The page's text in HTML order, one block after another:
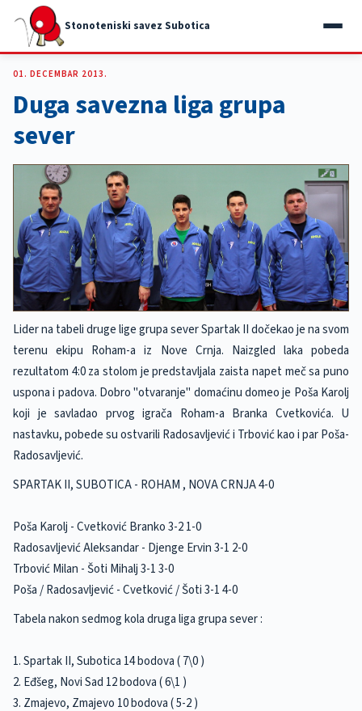
Stonoteniski savez Subotica
01. DECEMBAR 2013.
Duga savezna liga grupa
sever
Lider na tabeli druge lige grupa sever Spartak II dočekao je na svom
terenu ekipu Roham-a iz Nove Crnja. Naizgled laka pobeda
rezultatom 4:0 za stolom je predstavljala zaista napet meč sa puno
uspona i padova. Dobro "otvaranje" domaćinu domeo je Poša Karolj
koji je savladao prvog igrača Roham-a Branka Cvetkovića. U
nastavku, pobede su ostvarili Radosavljević i Trbović kao i par Poša-
Radosavljević.
SPARTAK II, SUBOTICA - ROHAM , NOVA CRNJA 4-0
Poša Karolj - Cvetković Branko 3-2 1-0
Radosavljević Aleksandar - Djenge Ervin 3-1 2-0
Trbović Milan - Šoti Mihalj 3-1 3-0
Poša / Radosavljević - Cvetković / Šoti 3-1 4-0
Tabela nakon sedmog kola druga liga grupa sever :
1. Spartak II, Subotica 14 bodova ( 7\0 )
2. Eđšeg, Novi Sad 12 bodova ( 6\1 )
3. Zmajevo, Zmajevo 10 bodova ( 5-2 )